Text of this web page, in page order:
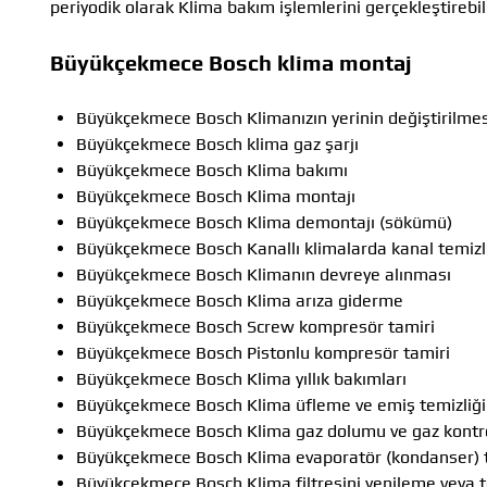
periyodik olarak Klima bakım işlemlerini
Büyükçekmece Bosch klima montaj
Büyükçekmece Bosch Klimanızın yerinin
Büyükçekmece Bosch klima gaz şarjı
Büyükçekmece Bosch Klima bakımı
Büyükçekmece Bosch Klima montajı
Büyükçekmece Bosch Klima demontajı (sökümü)
Büyükçekmece Bosch Kanallı klimalarda kanal
Büyükçekmece Bosch Klimanın devreye alınması
Büyükçekmece Bosch Klima arıza giderme
Büyükçekmece Bosch Screw kompresör tamiri
Büyükçekmece Bosch Pistonlu kompresör tamiri
Büyükçekmece Bosch Klima yıllık bakımları
Büyükçekmece Bosch Klima üfleme ve emiş temizliği
Büyükçekmece Bosch Klima gaz dolumu ve gaz
Büyükçekmece Bosch Klima evaporatör (kondanser)